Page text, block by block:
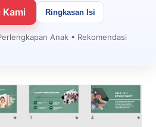
Kami Ringkasan Isi
Anak • Rekomendasi